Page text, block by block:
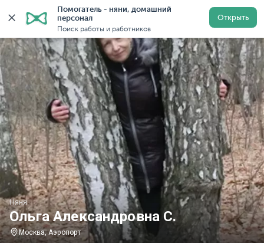
Помогатель - няни, домашний
персонал
Поиск работы и работников
Открыть
Главная Няни Няни в Москве Няни у метро
Ольга Александровна С.
Няня
Москва, Аэропорт